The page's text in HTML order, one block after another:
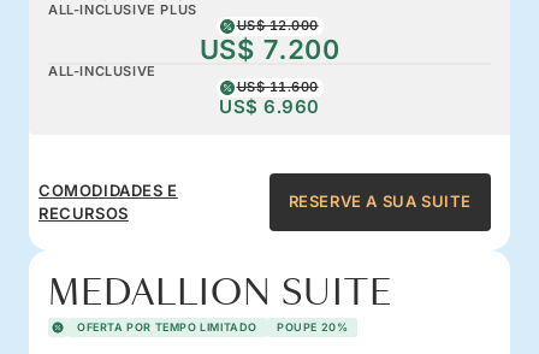
ALL-INCLUSIVE PLUS
US$ 12.000
US$ 7.200
ALL-INCLUSIVE
US$ 11.600
US$ 6.960
COMODIDADES E
RECURSOS
RESERVE A SUA SUITE
MEDALLION SUITE
OFERTA POR TEMPO LIMITADO POUPE 20%